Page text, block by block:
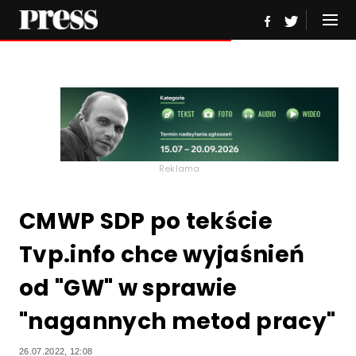
Reklama
CMWP SDP po tekście
Tvp.info chce wyjaśnień
od "GW" w sprawie
"nagannych metod pracy"
26.07.2022, 12:08